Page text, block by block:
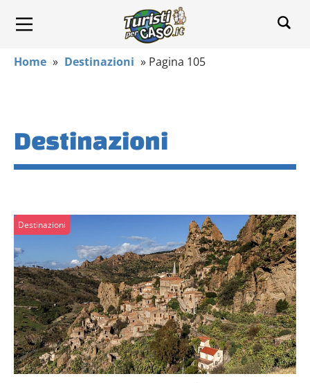
Home » Destinazioni » Pagina 105
Destinazioni
Destinazioni